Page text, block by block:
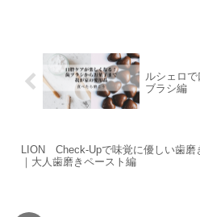
ルシェロ
ブラシ編
LION Check-Upで味覚に優しい歯磨
｜大人歯磨きペースト編